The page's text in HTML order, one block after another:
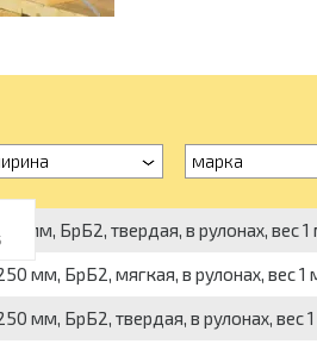
марка
мм, БрБ2, твердая, в рулонах, вес 1
мм, БрБ2, мягкая, в рулонах, вес 1
мм, БрБ2, твердая, в рулонах, вес